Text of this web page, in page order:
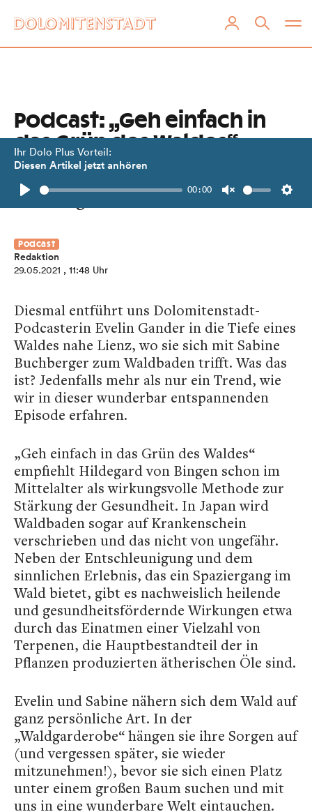
Ihr Dolo Plus Vorteil:
Diesen Artikel jetzt anhören
Play
00:00
Unmute
Podcast: „Geh einfach in
das Grün des Waldes“
Wir hören Evelin Gander und Sabine
Buchberger beim Waldbaden zu!
Podcast
Redaktion
29.05.2021 , 11:48 Uhr
Diesmal entführt uns Dolomitenstadt-
Podcasterin Evelin Gander in die Tiefe eines
Waldes nahe Lienz, wo sie sich mit Sabine
Buchberger zum Waldbaden trifft. Was das
ist? Jedenfalls mehr als nur ein Trend, wie
wir in dieser wunderbar entspannenden
Episode erfahren.
„Geh einfach in das Grün des Waldes“
empfiehlt Hildegard von Bingen schon im
Mittelalter als wirkungsvolle Methode zur
Stärkung der Gesundheit. In Japan wird
Waldbaden sogar auf Krankenschein
verschrieben und das nicht von ungefähr.
Neben der Entschleunigung und dem
sinnlichen Erlebnis, das ein Spaziergang im
Wald bietet, gibt es nachweislich heilende
und gesundheitsfördernde Wirkungen etwa
durch das Einatmen einer Vielzahl von
Terpenen, die Hauptbestandteil der in
Pflanzen produzierten ätherischen Öle sind.
Evelin und Sabine nähern sich dem Wald auf
ganz persönliche Art. In der
„Waldgarderobe“ hängen sie ihre Sorgen auf
(und vergessen später, sie wieder
mitzunehmen!), bevor sie sich einen Platz
unter einem großen Baum suchen und mit
uns in eine wunderbare Welt eintauchen.